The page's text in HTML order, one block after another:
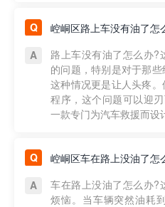
崆峒区路上车没有油了怎
路上车没有油了怎么办?
的问题，特别是对于那些
这种情况更是让人头疼
程序，这个问题可以迎
一款专门为汽车救援而设
崆峒区车在路上没油了怎
车在路上没油了怎么办?
烦恼。当车辆突然油耗